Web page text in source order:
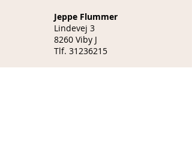
Jeppe Flummer
Lindevej 3
8260 Viby J
Tlf. 31236215